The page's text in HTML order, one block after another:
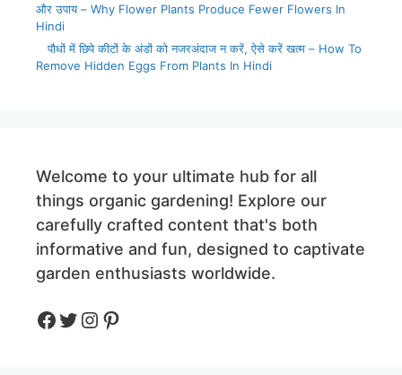
और उपाय – Why Flower Plants Produce Fewer Flowers In
Hindi
पौधों में छिपे कीटों के अंडों को नजरअंदाज न करें, ऐसे करें खत्म – How To
Remove Hidden Eggs From Plants In Hindi
Welcome to your ultimate hub for all
things organic gardening! Explore our
carefully crafted content that's both
informative and fun, designed to captivate
garden enthusiasts worldwide.
Facebook
Twitter
Instagram
Pinteres